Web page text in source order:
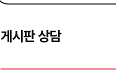
게시판 상담